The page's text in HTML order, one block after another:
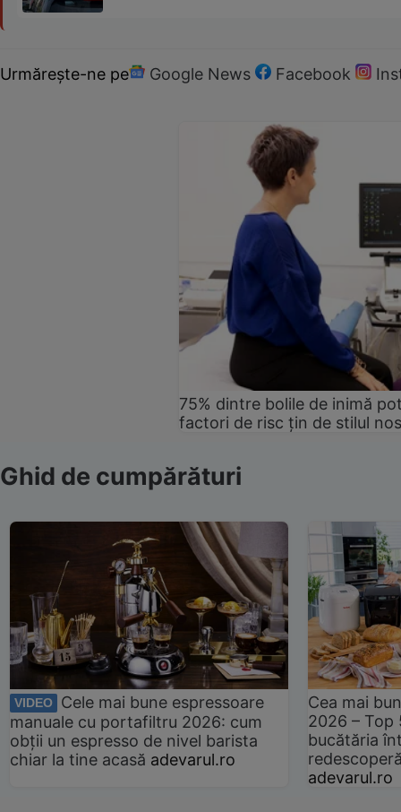
Urmărește-ne pe Google News Facebook
75% dintre bolile de inimă
factori de risc țin de stilul
Ghid de cumpărături
VIDEO
Cele mai bune espressoare
manuale cu portafiltru 2026: cum
obții un espresso de nivel barista
chiar la tine acasă adevarul.ro
Cea mai
2026 –
bucătăria
adevarul.ro